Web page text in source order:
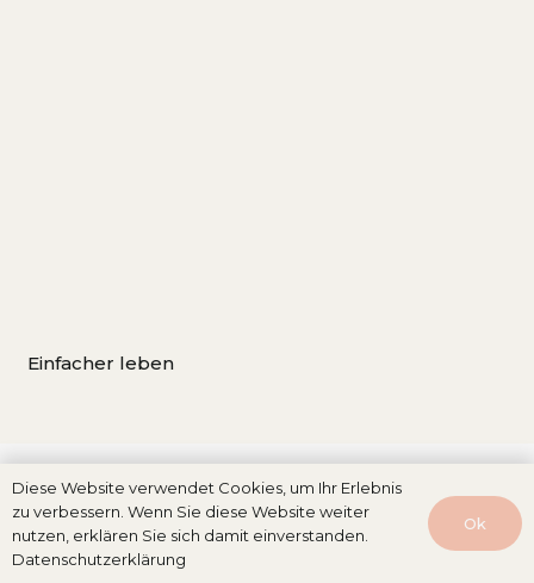
Einfacher leben
Diese Website verwendet Cookies, um Ihr Erlebnis
zu verbessern. Wenn Sie diese Website weiter
nutzen, erklären Sie sich damit einverstanden.
Datenschutzerklärung
Ok